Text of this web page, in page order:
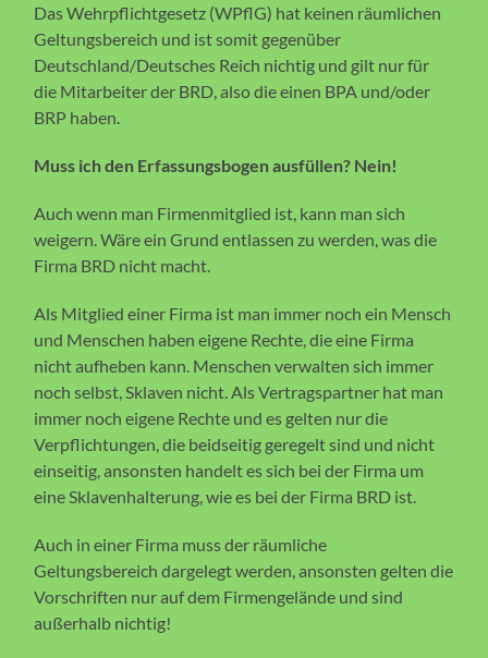
Das Wehrpflichtgesetz (WPflG) hat keinen räumlichen
Geltungsbereich und ist somit gegenüber
Deutschland/Deutsches Reich nichtig und gilt nur für
die Mitarbeiter der BRD, also die einen BPA und/oder
BRP haben.
Muss ich den Erfassungsbogen ausfüllen? Nein!
Auch wenn man Firmenmitglied ist, kann man sich
weigern. Wäre ein Grund entlassen zu werden, was die
Firma BRD nicht macht.
Als Mitglied einer Firma ist man immer noch ein Mensch
und Menschen haben eigene Rechte, die eine Firma
nicht aufheben kann. Menschen verwalten sich immer
noch selbst, Sklaven nicht. Als Vertragspartner hat man
immer noch eigene Rechte und es gelten nur die
Verpflichtungen, die beidseitig geregelt sind und nicht
einseitig, ansonsten handelt es sich bei der Firma um
eine Sklavenhalterung, wie es bei der Firma BRD ist.
Auch in einer Firma muss der räumliche
Geltungsbereich dargelegt werden, ansonsten gelten die
Vorschriften nur auf dem Firmengelände und sind
außerhalb nichtig!